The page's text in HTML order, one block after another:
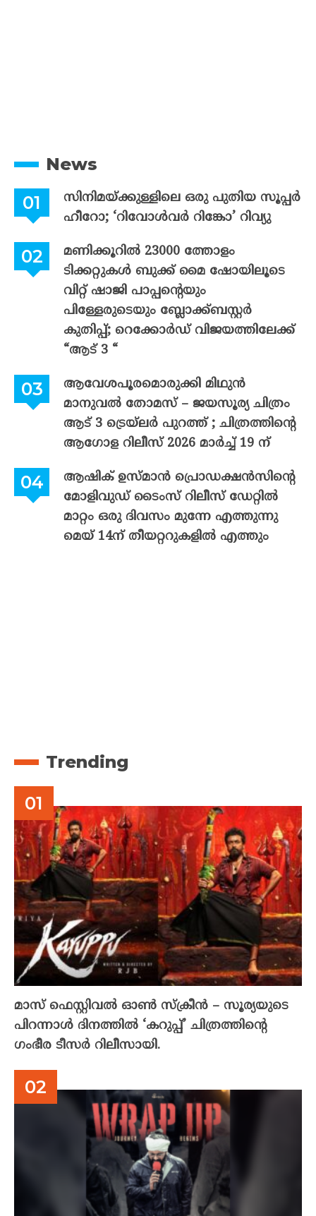
News
സിനിമയ്ക്കുള്ളിലെ ഒരു പുതിയ സൂപ്പർ
ഹീറോ; ‘റിവോൾവർ റിങ്കോ’ റിവ്യു
മണിക്കൂറിൽ 23000 ത്തോളം
ടിക്കറ്റുകൾ ബുക്ക് മൈ ഷോയിലൂടെ
വിറ്റ് ഷാജി പാപ്പന്റെയും
പിള്ളേരുടെയും ബ്ലോക്ക്ബസ്റ്റർ
കുതിപ്പ്; റെക്കോർഡ് വിജയത്തിലേക്ക്
“ആട് 3 “
ആവേശപൂരമൊരുക്കി മിഥുൻ
മാനുവൽ തോമസ് – ജയസൂര്യ ചിത്രം
ആട് 3 ട്രെയ്‌ലർ പുറത്ത് ; ചിത്രത്തിന്റെ
ആഗോള റിലീസ് 2026 മാർച്ച് 19 ന്
ആഷിക് ഉസ്മാൻ പ്രൊഡക്ഷൻസിന്റെ
മോളിവുഡ് ടൈംസ് റിലീസ് ഡേറ്റിൽ
മാറ്റം ഒരു ദിവസം മുന്നേ എത്തുന്നു
മെയ് 14ന് തീയറ്ററുകളിൽ എത്തും
Trending
മാസ് ഫെസ്റ്റിവൽ ഓൺ സ്‌ക്രീൻ – സൂര്യയുടെ
പിറന്നാൾ ദിനത്തിൽ ‘കറുപ്പ്’ ചിത്രത്തിന്റെ
ഗംഭീര ടീസർ റിലീസായി.